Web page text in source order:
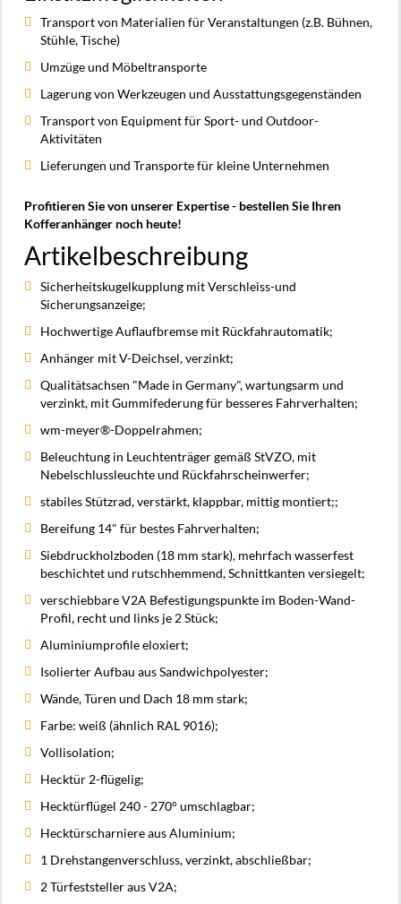
Transport von Materialien für Veranstaltungen (z.B. Bühnen,
Stühle, Tische)
Umzüge und Möbeltransporte
Lagerung von Werkzeugen und Ausstattungsgegenständen
Transport von Equipment für Sport- und Outdoor-
Aktivitäten
Lieferungen und Transporte für kleine Unternehmen
Profitieren Sie von unserer Expertise - bestellen Sie Ihren
Kofferanhänger noch heute!
Artikelbeschreibung
Sicherheitskugelkupplung mit Verschleiss-und
Sicherungsanzeige;
Hochwertige Auflaufbremse mit Rückfahrautomatik;
Anhänger mit V-Deichsel, verzinkt;
Qualitätsachsen "Made in Germany", wartungsarm und
verzinkt, mit Gummifederung für besseres Fahrverhalten;
wm-meyer®-Doppelrahmen;
Beleuchtung in Leuchtenträger gemäß StVZO, mit
Nebelschlussleuchte und Rückfahrscheinwerfer;
stabiles Stützrad, verstärkt, klappbar, mittig montiert;;
Bereifung 14" für bestes Fahrverhalten;
Siebdruckholzboden (18 mm stark), mehrfach wasserfest
beschichtet und rutschhemmend, Schnittkanten versiegelt;
verschiebbare V2A Befestigungspunkte im Boden-Wand-
Profil, recht und links je 2 Stück;
Aluminiumprofile eloxiert;
Isolierter Aufbau aus Sandwichpolyester;
Wände, Türen und Dach 18 mm stark;
Farbe: weiß (ähnlich RAL 9016);
Vollisolation;
Hecktür 2-flügelig;
Hecktürflügel 240 - 270° umschlagbar;
Hecktürscharniere aus Aluminium;
1 Drehstangenverschluss, verzinkt, abschließbar;
2 Türfeststeller aus V2A;